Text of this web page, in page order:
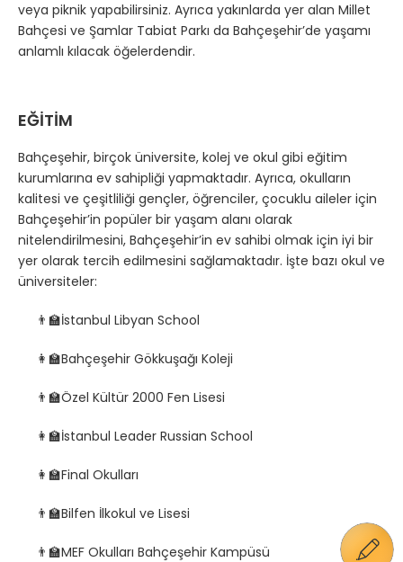
veya piknik yapabilirsiniz. Ayrıca yakınlarda yer alan Millet
Bahçesi ve Şamlar Tabiat Parkı da Bahçeşehir’de yaşamı
anlamlı kılacak öğelerdendir.
EĞİTİM
Bahçeşehir, birçok üniversite, kolej ve okul gibi eğitim
kurumlarına ev sahipliği yapmaktadır. Ayrıca, okulların
kalitesi ve çeşitliliği gençler, öğrenciler, çocuklu aileler için
Bahçeşehir’in popüler bir yaşam alanı olarak
nitelendirilmesini, Bahçeşehir’in ev sahibi olmak için iyi bir
yer olarak tercih edilmesini sağlamaktadır. İşte bazı okul ve
üniversiteler:
👨‍🏫İstanbul Libyan School
👩‍🏫Bahçeşehir Gökkuşağı Koleji
👨‍🏫Özel Kültür 2000 Fen Lisesi
👩‍🏫İstanbul Leader Russian School
👩‍🏫Final Okulları
👨‍🏫Bilfen İlkokul ve Lisesi
👨‍🏫MEF Okulları Bahçeşehir Kampüsü